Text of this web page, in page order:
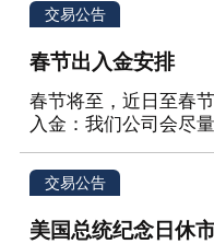
交易公告
春节出入金安排
春节将至，近日至春
入金：我们公司会尽
交易公告
美国总统纪念日休